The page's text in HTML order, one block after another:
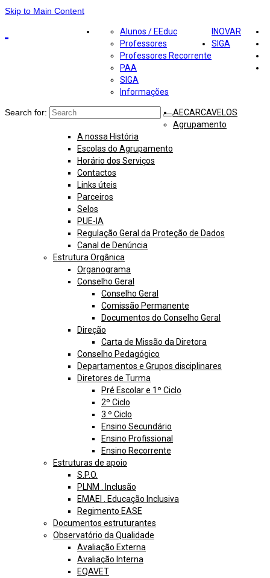
Skip to Main Content
INOVAR
Alunos / EEduc
Professores
Professores Recorrente
PAA
SIGA
SIGA
Informações
Search for:
AECARCAVELOS
Agrupamento
A nossa História
Escolas do Agrupamento
Horário dos Serviços
Contactos
Links úteis
Parceiros
Selos
PUE-IA
Regulação Geral da Proteção de Dados
Canal de Denúncia
Estrutura Orgânica
Organograma
Conselho Geral
Conselho Geral
Comissão Permanente
Documentos do Conselho Geral
Direção
Carta de Missão da Diretora
Conselho Pedagógico
Departamentos e Grupos disciplinares
Diretores de Turma
Pré Escolar e 1º Ciclo
2º Ciclo
3.º Ciclo
Ensino Secundário
Ensino Profissional
Ensino Recorrente
Estruturas de apoio
S.P.O.
PLNM . Inclusão
EMAEI . Educação Inclusiva
Regimento EASE
Documentos estruturantes
Observatório da Qualidade
Avaliação Externa
Avaliação Interna
EQAVET